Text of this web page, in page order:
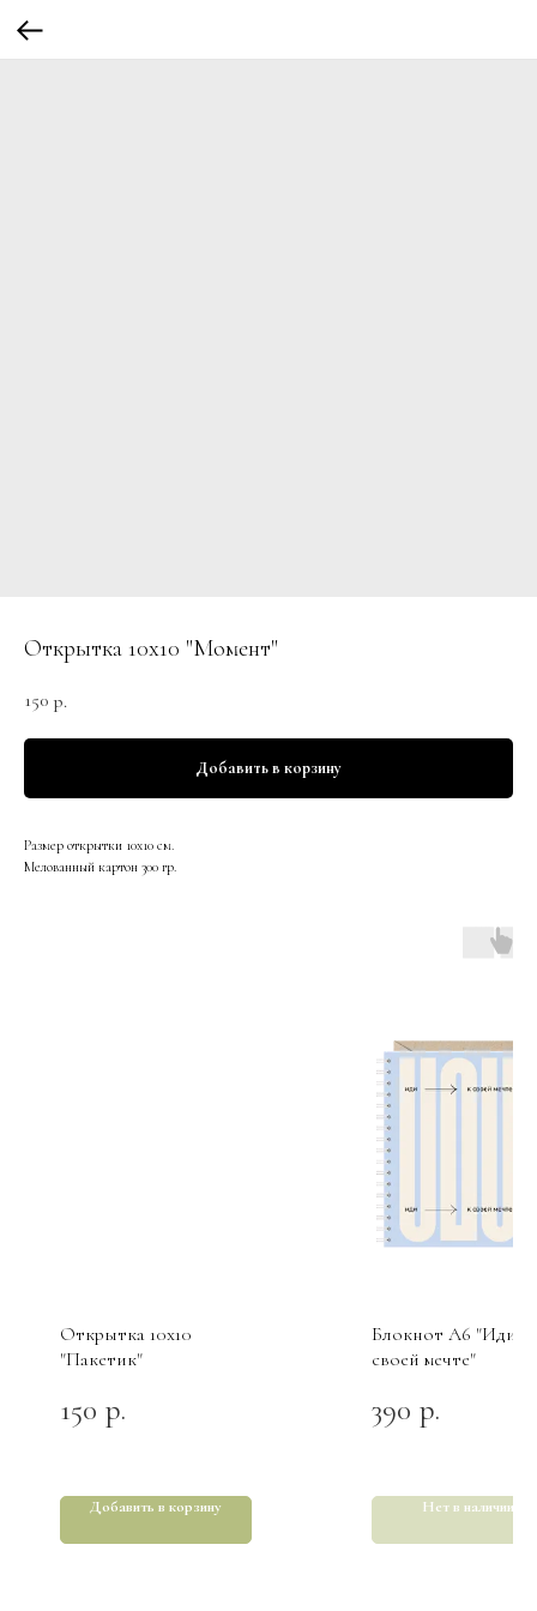
Открытка 10х10 "Момент"
150 р.
Добавить в корзину
Размер открытки 10х10 см.
Мелованный картон 300 гр.
Открытка 10х10
"Пакетик"
150 р.
Добавить в корзину
Блокнот А6 "Иди к
своей мечте"
390 р.
Нет в наличии